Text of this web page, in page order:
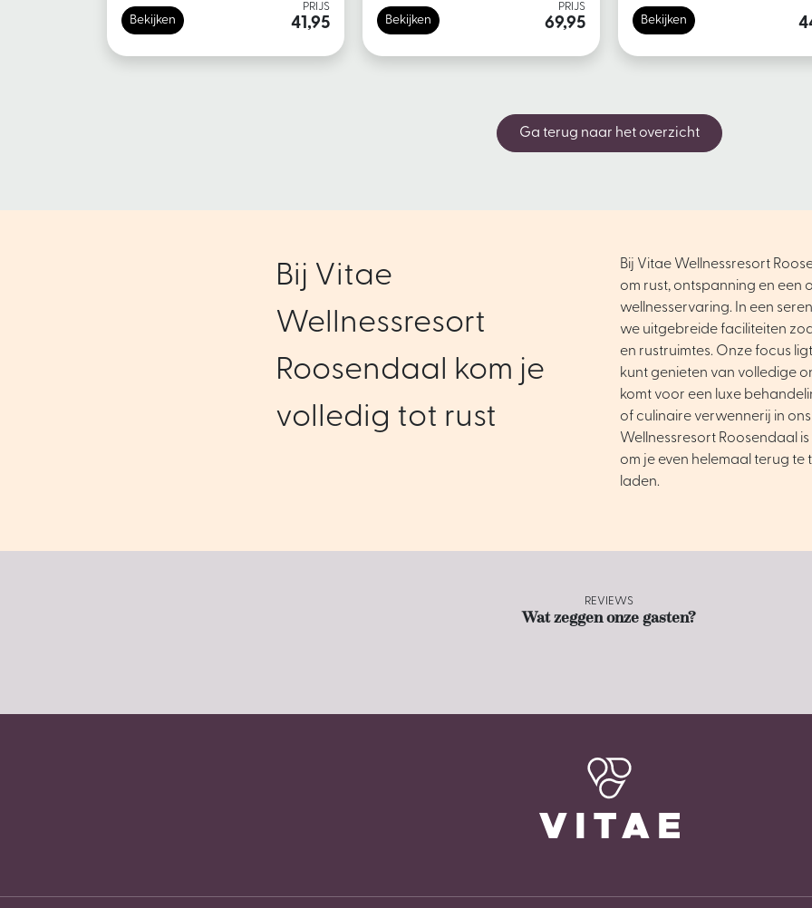
Bekijken
PRIJS
41,95 Bekijken
PRIJS
69,95 Bekijken
Ga terug naar het overzicht
Bij Vitae
Wellnessresort
Roosendaal kom je
volledig tot rust
Bij Vitae Wellnessresort
om rust, ontspanning en een
wellnesservaring. In een
we uitgebreide faciliteiten
en rustruimtes. Onze focus
kunt genieten van volledige
komt voor een luxe
of culinaire verwennerij in
Wellnessresort Roosendaal
om je even helemaal terug te
laden.
REVIEWS
Wat zeggen onze gasten?